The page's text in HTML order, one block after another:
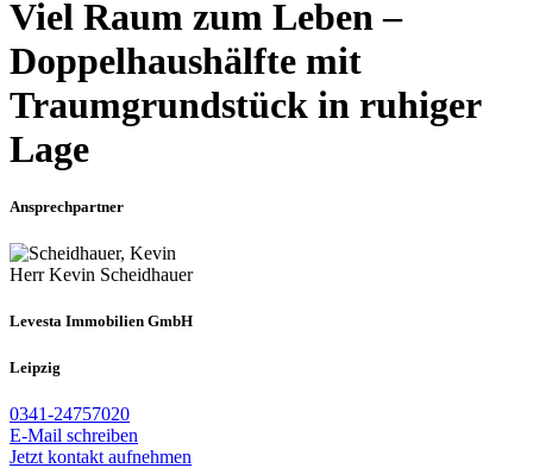
Viel Raum zum Leben –
Doppelhaushälfte mit
Traumgrundstück in ruhiger
Lage
Ansprechpartner
Herr Kevin Scheidhauer
Levesta Immobilien GmbH
Leipzig
0341-24757020
E-Mail schreiben
Jetzt kontakt aufnehmen